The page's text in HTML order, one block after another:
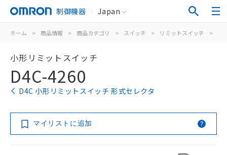
制御機器 Japan
ホーム > 商品情報 > 商品カテゴリ > スイッチ > リミットスイッチ >
小形リミットスイッチ
D4C-4260
D4C 小形リミットスイッチ 形式セレクタ
マイリストに追加